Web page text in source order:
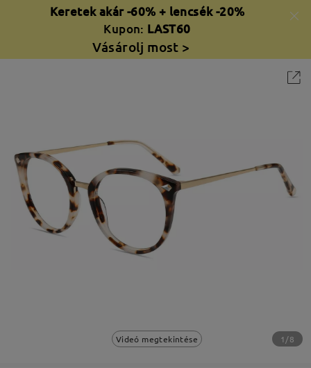
Keretek akár -60% + lencsék -20%
Kupon: LAST60
Vásárolj most >
Videó megtekintése 1/8